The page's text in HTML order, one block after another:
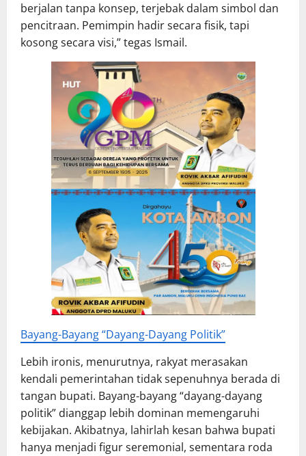
berjalan tanpa konsep, terjebak dalam simbol dan
pencitraan. Pemimpin hadir secara fisik, tapi
kosong secara visi,” tegas Ismail.
Bayang-Bayang “Dayang-Dayang Politik”
Lebih ironis, menurutnya, rakyat merasakan
kendali pemerintahan tidak sepenuhnya berada di
tangan bupati. Bayang-bayang “dayang-dayang
politik” dianggap lebih dominan memengaruhi
kebijakan. Akibatnya, lahirlah kesan bahwa bupati
hanya menjadi figur seremonial, sementara roda